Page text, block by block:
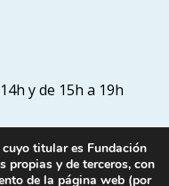
y de 15h a 19h
titular es Fundación
propias y de terceros, con
de la página web (por